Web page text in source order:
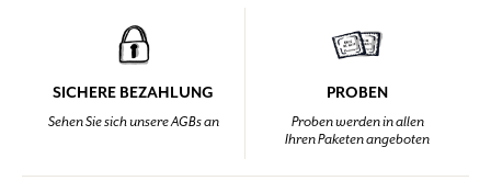
SICHERE BEZAHLUNG
Sehen Sie sich unsere AGBs an
PROBEN
Proben werden in allen
Ihren Paketen angeboten